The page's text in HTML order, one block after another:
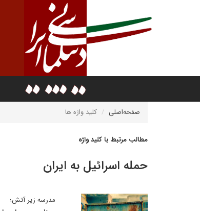
صفحه‌اصلی کلید واژه ها
مطالب مرتبط با کلید واژه
حمله اسرائیل به ایران
مدرسه زیر آتش؛